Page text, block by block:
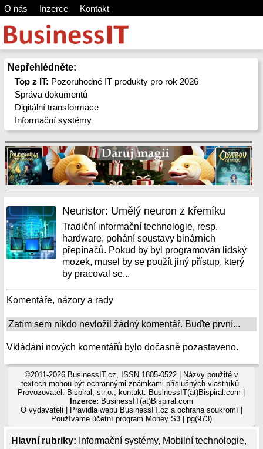
O nás Inzerce Kontakt
Nepřehlédněte:
Top z IT: Pozoruhodné IT produkty pro rok 2026
Správa dokumentů
Digitální transformace
Informační systémy
Hlavní rubriky: Informační systémy, Mobilní technologie,
Neuristor: Umělý neuron z křemíku
Tradiční informační technologie, resp.
hardware, pohání soustavy binárních
přepínačů. Pokud by byl programován lidský
mozek, musel by se použít jiný přístup, který
by pracoval se...
Komentáře, názory a rady
Zatím sem nikdo nevložil žádný komentář. Buďte první...
Vkládání nových komentářů bylo dočasně pozastaveno.
©2011-2026 BusinessIT.cz, ISSN 1805-0522 | Názvy použité v
textech mohou být ochrannými známkami příslušných vlastníků.
Provozovatel: Bispiral, s.r.o., kontakt: BusinessIT(at)Bispiral.com |
Inzerce: BusinessIT(at)Bispiral.com
O vydavateli
Pravidla webu BusinessIT.cz a ochrana soukromí|
Používáme účetní program Money S3| pg(973)